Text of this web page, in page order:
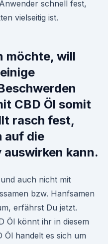
schnell fest,
vielseitig ist.
möchte, will
CBD Öl somit
rasch fest,
auf die
kann.
auch nicht mit
bzw. Hanfsamen
erfährst Du jetzt.
Öl könnt ihr in diesem
Öl handelt es sich um